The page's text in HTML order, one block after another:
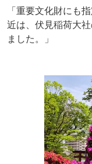
「重要文化財にも
近は、伏見稲荷大
ました。」